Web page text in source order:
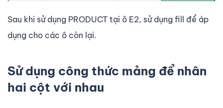
Sau khi sử dụng PRODUCT tại ô E2, sử dụng fill để áp
dụng cho các ô còn lại.
Sử dụng công thức mảng để nhân
hai cột với nhau